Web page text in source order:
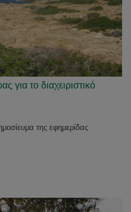
για το διαχειριστικό
της εφημερίδας